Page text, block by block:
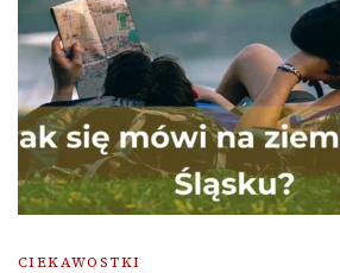
CIEKAWOSTKI